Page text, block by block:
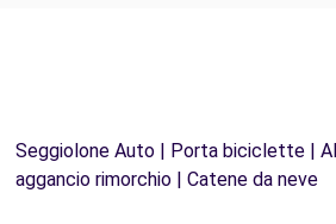
Seggiolone Auto | Porta biciclette |
aggancio rimorchio | Catene da neve